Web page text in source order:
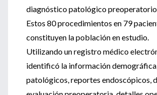
diagnóstico patológico preoperatorio
Estos 80 procedimientos en 79
constituyen la población en estudio.
Utilizando un registro médico
identificó la información
patológicos, reportes endoscópicos,